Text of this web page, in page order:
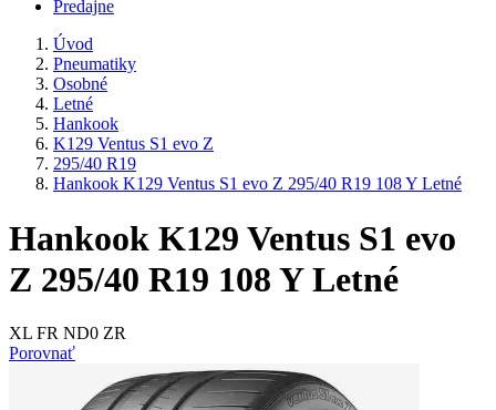
Predajne
Úvod
Pneumatiky
Osobné
Letné
Hankook
K129 Ventus S1 evo Z
295/40 R19
Hankook K129 Ventus S1 evo Z 295/40 R19 108 Y Letné
Hankook K129 Ventus S1 evo
Z 295/40 R19 108 Y Letné
XL FR ND0 ZR
Porovnať